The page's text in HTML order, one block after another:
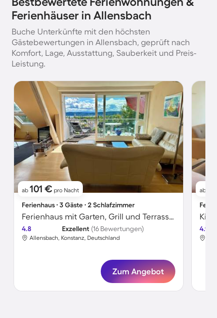
Ferienhäuser in Allensbach
Buche Unterkünfte mit den höchsten
Gästebewertungen in Allensbach, geprüft nach
Komfort, Lage, Ausstattung, Sauberkeit und Preis-
Leistung.
ab 101 € pro Nacht
Ferienhaus ∙ 3 Gäste ∙ 2 Schlafzimmer
Ferienhaus mit Garten, Grill und Terrasse | Seeblick
4.8 Exzellent (16 Bewertungen)
Allensbach, Konstanz, Deutschland
Zum Angebot
ab
4.9